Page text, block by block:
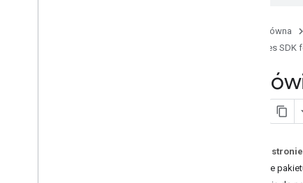
Strona główna
Places SDK
Na tej stronie
Funkcje